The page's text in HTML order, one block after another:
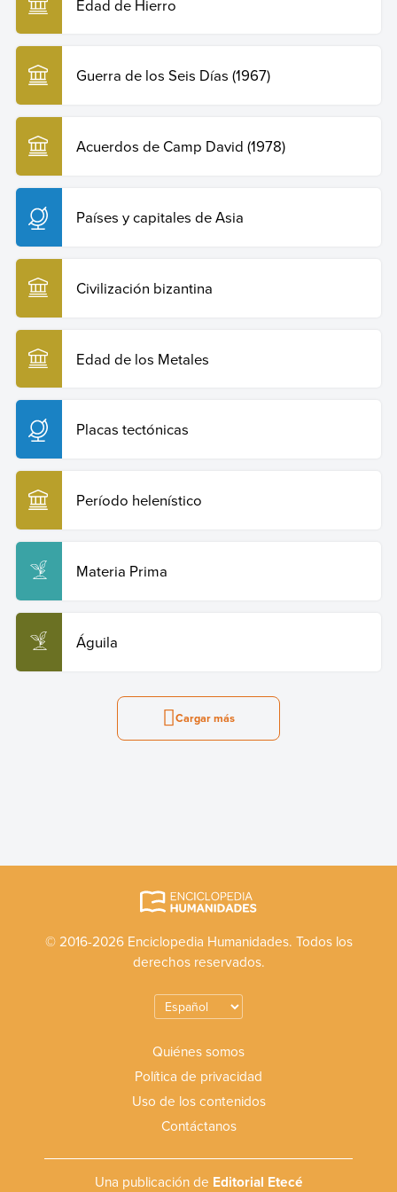
Edad de Hierro
Guerra de los Seis Días (1967)
Acuerdos de Camp David (1978)
Países y capitales de Asia
Civilización bizantina
Edad de los Metales
Placas tectónicas
Período helenístico
Materia Prima
Águila
Cargar más
© 2016-2026 Enciclopedia Humanidades. Todos los
derechos reservados.
Quiénes somos
Política de privacidad
Uso de los contenidos
Contáctanos
Una publicación de Editorial Etecé